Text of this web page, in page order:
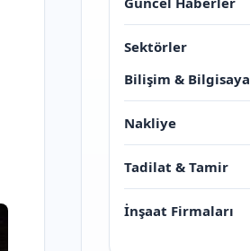
Sektörler
Bilişim &
Nakliye
Tadilat & Tamir
İnşaat Firmaları